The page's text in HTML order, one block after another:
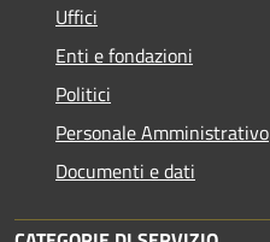
Uffici
Enti e fondazioni
Politici
Personale Amministrativo
Documenti e dati